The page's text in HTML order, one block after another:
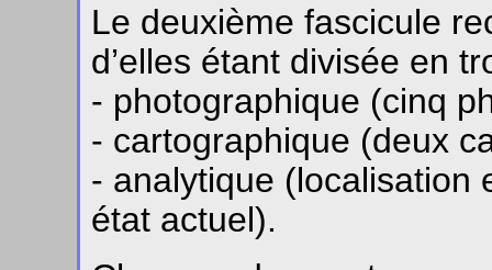
Le deuxième fascicule
d’elles étant divisée en
- photographique (cinq
- cartographique (deux
- analytique (localisation
état actuel).